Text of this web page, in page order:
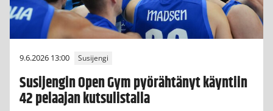
9.6.2026 13:00 Susijengi
Susijengin Open Gym pyörähtänyt käyntiin
42 pelaajan kutsulistalla